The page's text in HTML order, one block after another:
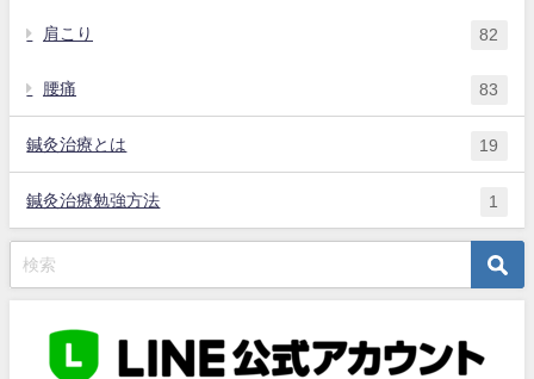
肩こり 82
腰痛 83
鍼灸治療とは 19
鍼灸治療勉強方法 1